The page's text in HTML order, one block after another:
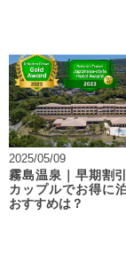
2025/05/09
霧島温泉｜早期割
カップルでお得に
おすすめは？